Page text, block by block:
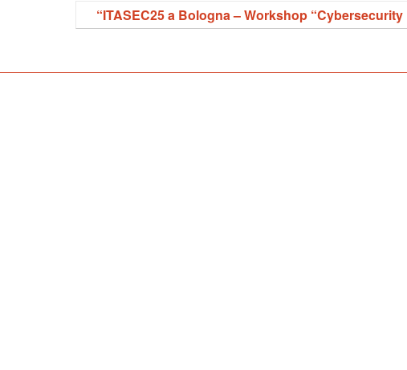
“ITASEC25 a Bologna – Workshop